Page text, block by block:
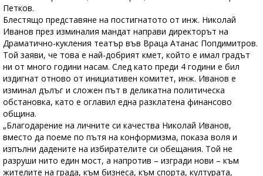
Петков.
Блестящо представяне на постигнатото от инж. Николай
Иванов през изминалия мандат направи директорът на
Драматично-кукления театър във Враца Атанас Попдимитров.
Той заяви, че това е най-добрият кмет, който е имал градът
ни от много години насам. След като преди 4 години е бил
издигнат отново от инициативен комитет, инж. Иванов е
изминал дълъг и сложен път в деликатна политическа
обстановка, като е оглавил една разклатена финансово
община.
„Благодарение на личните си качества Николай Иванов,
вместо да поеме по пътя на конформизма, показа воля и
изпълни дадените на избирателите си обещания. Той не
разруши нито един мост, а напротив – изгради нови – към
жителите на града, към бизнеса, към спорта, културата,